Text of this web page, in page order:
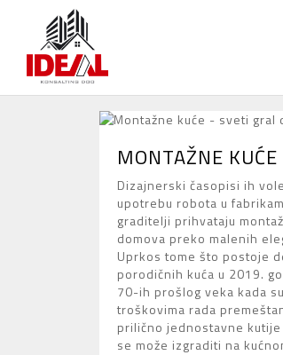
MONTAŽNE
Dizajnerski časopisi ih
upotrebu robota u
graditelji prihvataju
domova preko malenih
Uprkos tome što postoje
porodičnih kuća u 2019.
70-ih prošlog veka kada
troškovima rada
prilično jednostavne
se može izgraditi na